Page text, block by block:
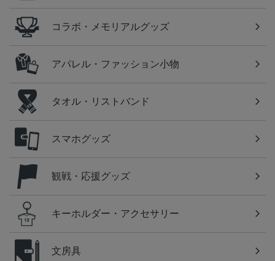
コラボ・メモリアルグッズ
アパレル・ファッション小物
タオル・リストバンド
スマホグッズ
観戦・応援グッズ
キーホルダー・アクセサリー
文房具